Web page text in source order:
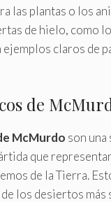
las plantas o los
de hielo, como
ejemplos claros de
de
McMurdo son una
que
de la Tierra.
los desiertos más